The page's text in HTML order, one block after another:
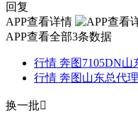
回复
APP查看详情
APP查看全部3条数据
行情 奔图7105DN山
行情 奔图山东总代
换一批